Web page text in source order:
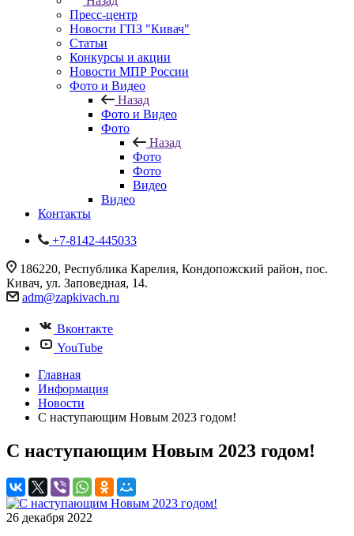
Пресс-центр
Новости ГПЗ "Кивач"
Статьи
Конкурсы и акции
Новости МПР России
Фото и Видео
Назад
Фото и Видео
Фото
Назад
Фото
Фото
Видео
Видео
Контакты
+7-8142-445033
186220, Республика Карелия, Кондопожский район, пос.
Кивач, ул. Заповедная, 14.
adm@zapkivach.ru
Вконтакте
YouTube
Главная
Информация
Новости
С наступающим Новым 2023 годом!
С наступающим Новым 2023 годом!
26 декабря 2022